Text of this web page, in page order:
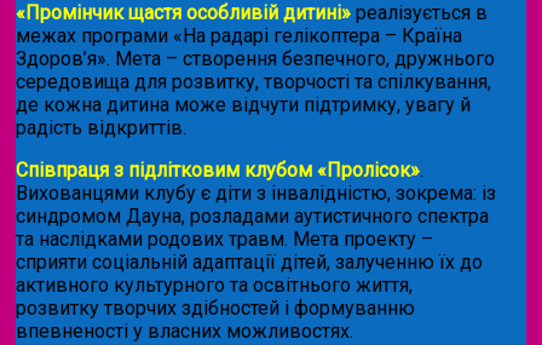
«Промінчик щастя особливій дитині» реалізується в
межах програми «На радарі гелікоптера – Країна
Здоров’я». Мета – створення безпечного, дружнього
середовища для розвитку, творчості та спілкування,
де кожна дитина може відчути підтримку, увагу й
радість відкриттів.
Співпраця з підлітковим клубом «Пролісок».
Вихованцями клубу є діти з інвалідністю, зокрема: із
синдромом Дауна, розладами аутистичного спектра
та наслідками родових травм. Мета проекту –
сприяти соціальній адаптації дітей, залученню їх до
активного культурного та освітнього життя,
розвитку творчих здібностей і формуванню
впевненості у власних можливостях.